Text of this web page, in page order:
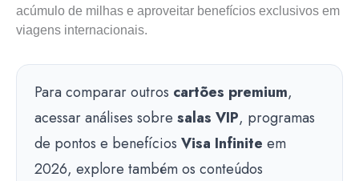
acúmulo de milhas e aproveitar benefícios exclusivos em
viagens internacionais.
Para comparar outros cartões premium,
acessar análises sobre salas VIP, programas
de pontos e benefícios Visa Infinite em
2026, explore também os conteúdos